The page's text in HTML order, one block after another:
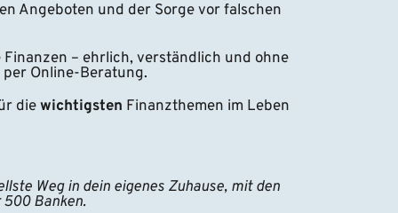
Angeboten und der Sorge vor falschen
Finanzen – ehrlich, verständlich und ohne
Online-Beratung.
die wichtigsten Finanzthemen im Leben
Weg in dein eigenes Zuhause, mit den
Banken.